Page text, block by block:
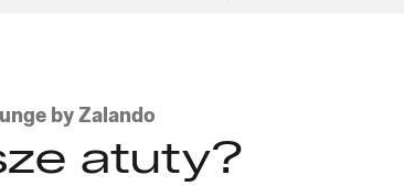
by Zalando
atuty?